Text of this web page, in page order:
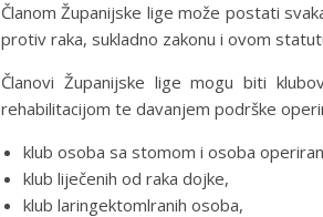
Članom Županijske lige može postati
protiv raka, sukladno zakonu i ovom
Članovi Županijske lige mogu biti
rehabilitacijom te davanjem podrške
klub osoba sa stomom i osoba
klub liječenih od raka dojke,
klub laringektomlranih osoba,